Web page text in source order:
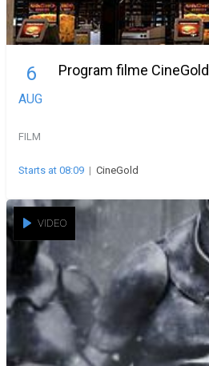
6
AUG
Program filme CineGold
FILM
Starts at 08:09 | CineGold
VIDEO